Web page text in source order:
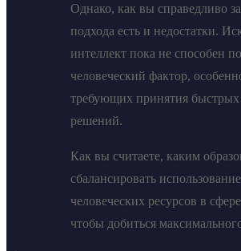
Однако, как вы справедливо
подхода есть и недостатки.
интеллект пока не способен
человеческий фактор,
требующих принятия
решений.
Как вы считаете, каким
сбалансировать
человеческих ресурсов в
чтобы добиться